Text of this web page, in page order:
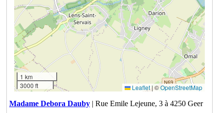
1 km
3000 ft
Leaflet|©OpenStreetMap
Madame Debora Dauby| Rue Emile Lejeune, 3 à 4250 Geer